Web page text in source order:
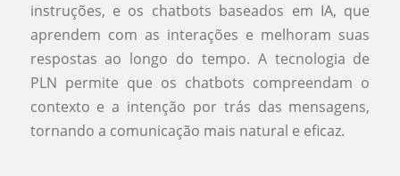
instruções, e os chatbots baseados em IA, que
aprendem com as interações e melhoram suas
respostas ao longo do tempo. A tecnologia de
PLN permite que os chatbots compreendam o
contexto e a intenção por trás das mensagens,
tornando a comunicação mais natural e eficaz.